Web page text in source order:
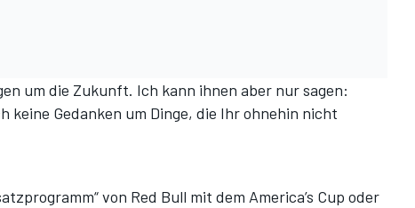
um die Zukunft. Ich kann ihnen aber nur sagen:
Gedanken um Dinge, die Ihr ohnehin nicht
von Red Bull mit dem America’s Cup oder